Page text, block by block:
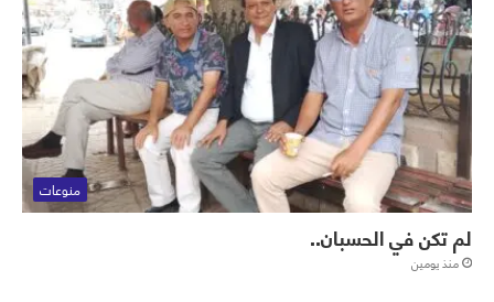
منوعات
لم تكن في الحسبان..
منذ يومين